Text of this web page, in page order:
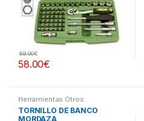
58.00€
68.00€
Herramientas Otros
TORNILLO DE BANCO
MORDAZA